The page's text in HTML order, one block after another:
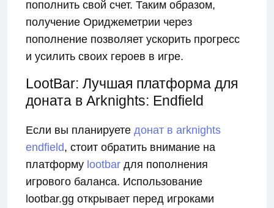
пополнить свой счет. Таким образом,
получение Ориджеметрии через
пополнение позволяет ускорить прогресс
и усилить своих героев в игре.
LootBar: Лучшая платформа для
доната в Arknights: Endfield
Если вы планируете донат в arknights
endfield, стоит обратить внимание на
платформу lootbar для пополнения
игрового баланса. Использование
lootbar.gg открывает перед игроками